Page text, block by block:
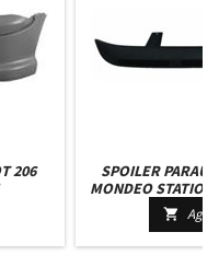
206
SPOILER
MONDEO STATION
